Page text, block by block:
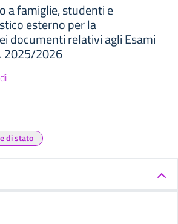
a famiglie, studenti e
esterno per la
documenti relativi agli Esami
2025/2026
di stato